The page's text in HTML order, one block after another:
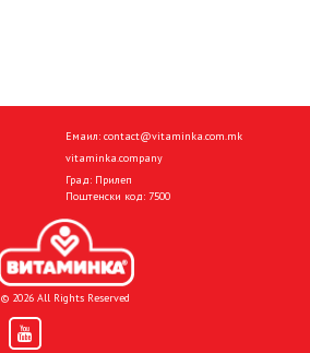
Емаил: contact@vitaminka.com.mk
vitaminka.company
Град: Прилеп
Поштенски код: 7500
© 2026 All Rights Reserved